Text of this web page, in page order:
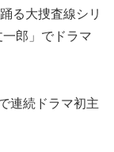
る大捜査線シリ
郎」でドラマ
連続ドラマ初主